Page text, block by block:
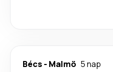
Bécs- Malmö 5 nap